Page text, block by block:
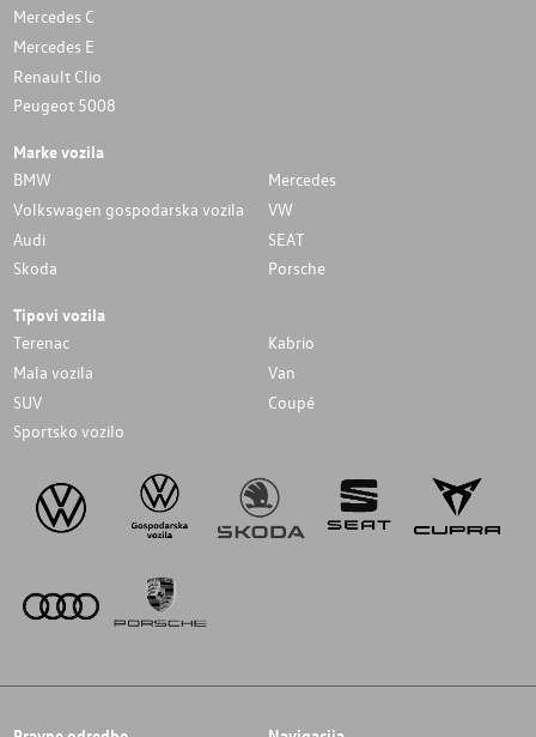
Mercedes C
Mercedes E
Renault Clio
Peugeot 5008
Marke vozila
BMW
Mercedes
Volkswagen gospodarska vozila
VW
Audi
SEAT
Skoda
Porsche
Tipovi vozila
Terenac
Kabrio
Mala vozila
Van
SUV
Coupé
Sportsko vozilo